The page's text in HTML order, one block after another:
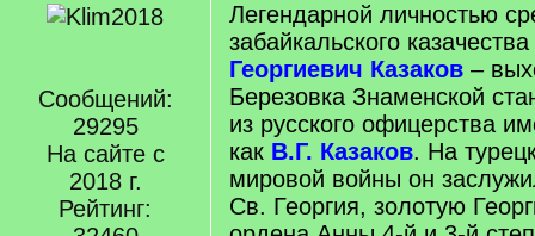
Сообщений:
29295
На сайте с
2018 г.
Рейтинг:
Легендарной личностью
забайкальского
Георгиевич Казаков –
Березовка Знаменской
из русского офицерства
как В.Г. Казаков. На
мировой войны он
Св. Георгия, золотую